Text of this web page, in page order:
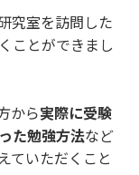
究室を訪問した
ことができまし
から実際に受験
た勉強方法など
ていただくこと